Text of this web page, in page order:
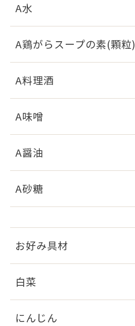
A水
A鶏がらスープの素(顆粒)
A料理酒
A味噌
A醤油
A砂糖
お好み具材
白菜
にんじん